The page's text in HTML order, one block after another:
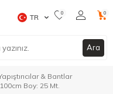
Ara
TR 0 0
& Bantlar
Boy: 25 Mt.